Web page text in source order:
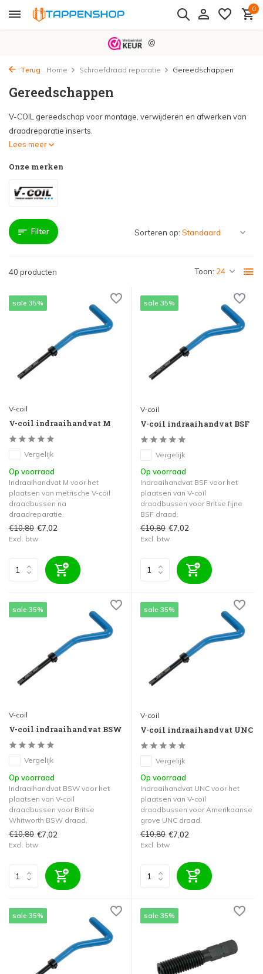
0
@
Terug Home Schroefdraad reparatie Gereedschappen
Gereedschappen
V-COIL gereedschap voor montage, verwijderen en afwerken van
draadreparatie inserts.
Lees meer
Onze merken
Filter
40 producten Toon:
Sorteren op:
sale 35%
V-coil
V-coil indraaihandvat M
Vergelijk
Op voorraad
Indraaihandvat M voor het
plaatsen van metrische V-coil
draadbussen na
draadreparatie.
€10,80 €7,02
Excl. btw
sale 35%
V-coil
V-coil indraaihandvat BSF
Vergelijk
Op voorraad
Indraaihandvat BSF voor het
plaatsen van V-coil
draadbussen voor Britse fijne
BSF draad.
€10,80 €7,02
Excl. btw
sale 35%
V-coil
V-coil indraaihandvat BSW
Vergelijk
Op voorraad
Indraaihandvat BSW voor het
plaatsen van V-coil
draadbussen voor Britse
Whitworth BSW draad.
€10,80 €7,02
Excl. btw
sale 35%
V-coil
V-coil indraaihandvat UNC
Vergelijk
Op voorraad
Indraaihandvat UNC voor het
plaatsen van V-coil
draadbussen voor Amerikaanse
grove UNC draad.
€10,80 €7,02
Excl. btw
sale 35% sale 35%